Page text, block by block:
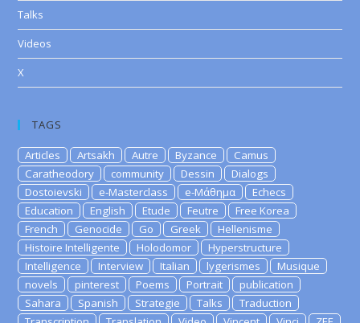
Talks
Videos
X
TAGS
Articles Artsakh Autre Byzance
Camus
Caratheodory
community Dessin
Dialogs
Dostoievski
e-Masterclass e-Μάθημα
Echecs
Education
English Etude Feutre
Free Korea
French
Genocide Go Greek
Hellenisme
Histoire Intelligente
Holodomor
Hyperstructure
Intelligence
Interview Italian lygerismes
Musique
novels
pinterest Poems Portrait
publication
Sahara
Spanish Strategie Talks
Traduction